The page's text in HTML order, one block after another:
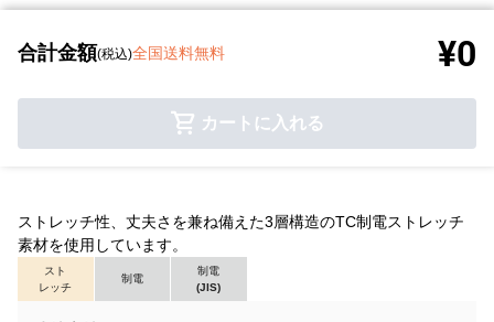
合計金額(税込)全国送料無料 ¥0
カートに入れる
ストレッチ性、丈夫さを兼ね備えた3層構造のTC制電ストレッチ
素材を使用しています。
スト
レッチ
制電
制電
(JIS)